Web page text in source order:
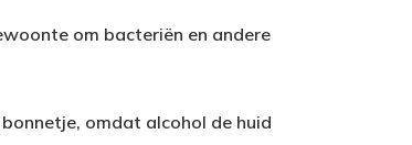
om bacteriën en andere
omdat alcohol de huid